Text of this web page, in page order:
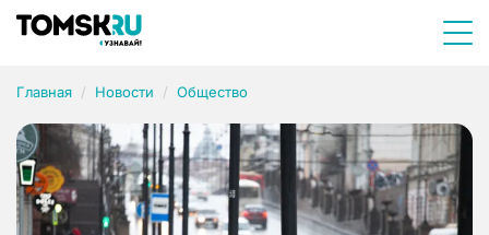
Главная Новости Общество